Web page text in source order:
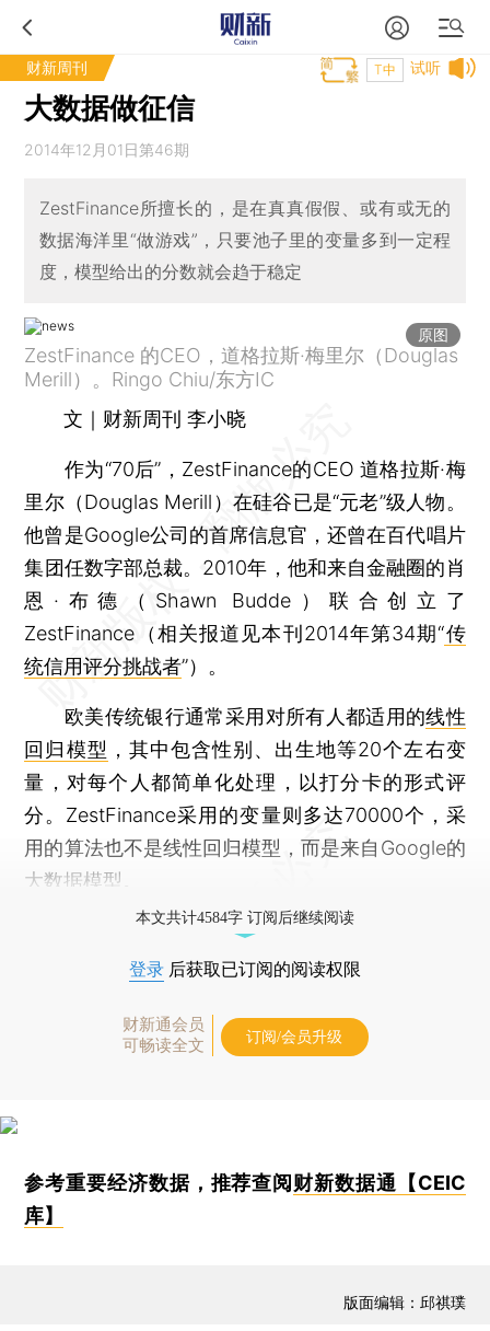
财新周刊 试听
T中
大数据做征信
2014年12月01日第46期
ZestFinance所擅长的，是在真真假假、或有或无的
数据海洋里“做游戏”，只要池子里的变量多到一定程
度，模型给出的分数就会趋于稳定
原图
ZestFinance 的CEO，道格拉斯·梅里尔（Douglas
Merill）。Ringo Chiu/东方IC
文｜财新周刊 李小晓
作为“70后”，ZestFinance的CEO 道格拉斯·梅
里尔（Douglas Merill）在硅谷已是“元老”级人物。
他曾是Google公司的首席信息官，还曾在百代唱片
集团任数字部总裁。2010年，他和来自金融圈的肖
恩·布德（Shawn Budde）联合创立了
ZestFinance（相关报道见本刊2014年第34期“传
统信用评分挑战者”）。
欧美传统银行通常采用对所有人都适用的线性
回归模型 ，其中包含性别、出生地等20个左右变
量，对每个人都简单化处理，以打分卡的形式评
分。ZestFinance采用的变量则多达70000个，采
用的算法也不是线性回归模型，而是来自Google的
大数据模型。
本文共计4584字 订阅后继续阅读
登录 后获取已订阅的阅读权限
财新通会员
可畅读全文
订阅/会员升级
参考重要经济数据，推荐查阅 财新数据通【CEIC
库】
版面编辑：邱祺璞